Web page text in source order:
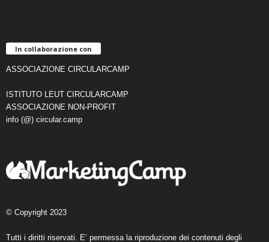
In collaborazione con
ASSOCIAZIONE CIRCULARCAMP
ISTITUTO LEUT CIRCULARCAMP
ASSOCIAZIONE NON-PROFIT
info (@) circular.camp
© Copyright 2023
Tutti i diritti riservati. E’ permessa la riproduzione dei contenuti degli